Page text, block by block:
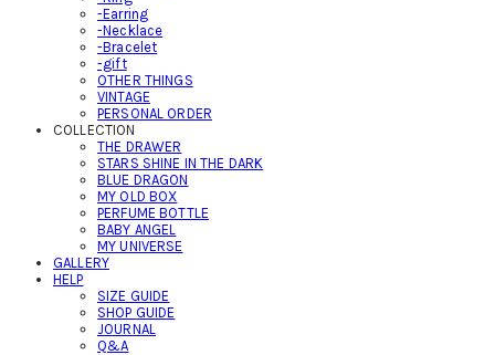
-Earring
-Necklace
-Bracelet
-gift
OTHER THINGS
VINTAGE
PERSONAL ORDER
COLLECTION
THE DRAWER
STARS SHINE IN THE DARK
BLUE DRAGON
MY OLD BOX
PERFUME BOTTLE
BABY ANGEL
MY UNIVERSE
GALLERY
HELP
SIZE GUIDE
SHOP GUIDE
JOURNAL
Q&A